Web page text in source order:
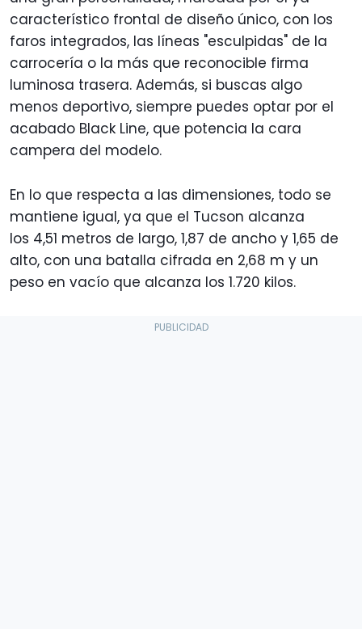
característico frontal de diseño único, con los
faros integrados, las líneas "esculpidas" de la
carrocería o la más que reconocible firma
luminosa trasera. Además, si buscas algo
menos deportivo, siempre puedes optar por el
acabado Black Line, que potencia la cara
campera del modelo.
En lo que respecta a las dimensiones, todo se
mantiene igual, ya que el Tucson alcanza
los 4,51 metros de largo, 1,87 de ancho y 1,65 de
alto, con una batalla cifrada en 2,68 m y un
peso en vacío que alcanza los 1.720 kilos.